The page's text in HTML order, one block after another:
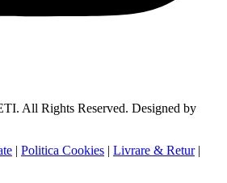
All Rights Reserved. Designed by
| Politica Cookies | Livrare & Retur|